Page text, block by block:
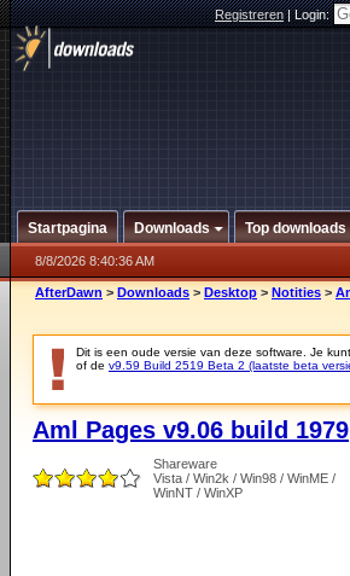
Registreren|Login:
Startpagina Downloads Top downloads
8/8/2026 8:40:36 AM
AfterDawn > Downloads > Desktop > Notities >
Dit is een oude versie van deze software. Je
of de v9.59 Build 2519 Beta 2 (laatste beta
Aml Pages v9.06 build 1979
Shareware
Vista / Win2k / Win98 / WinME /
WinNT / WinXP